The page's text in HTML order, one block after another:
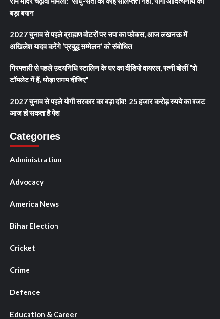
बड़ा बयान
2027 चुनाव से पहले ब्राह्मण वोटरों पर सपा का फोकस, आज लखनऊ में
अखिलेश यादव करेंगे ‘प्रबुद्ध सम्मेलन’ को संबोधित
गिरफ्तारी से पहले उदयनिधि स्टालिन के घर का वीडियो वायरल, पत्नी बोलीं “वो
टॉयलेट में हैं, थोड़ा समय दीजिए”
2027 चुनाव से पहले योगी सरकार का बड़ा दांव! 25 हजार करोड़ रुपये का बजट
आज हो सकता है पेश
Categories
Administration
Advocacy
America News
Bihar Election
Cricket
Crime
Defence
Education & Career